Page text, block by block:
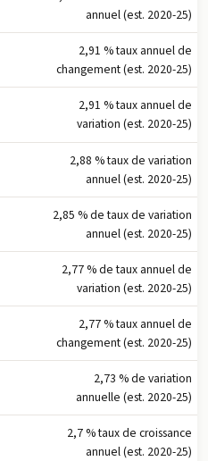
annuel (est. 2020-25)
2,91 % taux annuel de
changement (est. 2020-25)
2,91 % taux annuel de
variation (est. 2020-25)
2,88 % taux de variation
annuel (est. 2020-25)
2,85 % de taux de variation
annuel (est. 2020-25)
2,77 % de taux annuel de
variation (est. 2020-25)
2,77 % taux annuel de
changement (est. 2020-25)
2,73 % de variation
annuelle (est. 2020-25)
2,7 % taux de croissance
annuel (est. 2020-25)